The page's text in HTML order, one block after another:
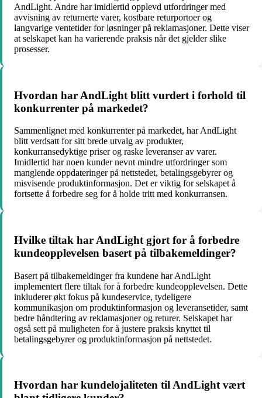
AndLight. Andre har imidlertid opplevd utfordringer med
avvisning av returnerte varer, kostbare returportoer og
langvarige ventetider for løsninger på reklamasjoner. Dette viser
at selskapet kan ha varierende praksis når det gjelder slike
prosesser.
Hvordan har AndLight blitt vurdert i forhold til
konkurrenter på markedet?
Sammenlignet med konkurrenter på markedet, har AndLight
blitt verdsatt for sitt brede utvalg av produkter,
konkurransedyktige priser og raske leveranser av varer.
Imidlertid har noen kunder nevnt mindre utfordringer som
manglende oppdateringer på nettstedet, betalingsgebyrer og
misvisende produktinformasjon. Det er viktig for selskapet å
fortsette å forbedre seg for å holde tritt med konkurransen.
Hvilke tiltak har AndLight gjort for å forbedre
kundeopplevelsen basert på tilbakemeldinger?
Basert på tilbakemeldinger fra kundene har AndLight
implementert flere tiltak for å forbedre kundeopplevelsen. Dette
inkluderer økt fokus på kundeservice, tydeligere
kommunikasjon om produktinformasjon og leveransetider, samt
bedre håndtering av reklamasjoner og returer. Selskapet har
også sett på muligheten for å justere praksis knyttet til
betalingsgebyrer og produktinformasjon på nettstedet.
Hvordan har kundelojaliteten til AndLight vært